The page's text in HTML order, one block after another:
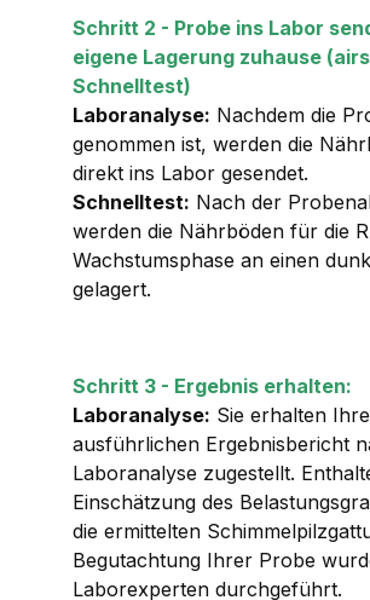
Schritt 2 - Probe ins Labor
eigene Lagerung zuhause
Schnelltest)
Laboranalyse: Nachdem die
genommen ist, werden die
direkt ins Labor gesendet.
Schnelltest: Nach der
werden die Nährböden für die
Wachstumsphase an einen
gelagert.
Schritt 3 - Ergebnis erhalten:
Laboranalyse: Sie erhalten
ausführlichen Ergebnisbericht
Laboranalyse zugestellt.
Einschätzung des
die ermittelten
Begutachtung Ihrer Probe
Laborexperten durchgeführt.